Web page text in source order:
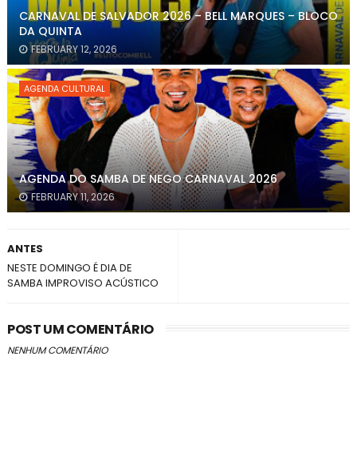
CARNAVAL DE SALVADOR 2026 – BELL MARQUES – BLOCO
DA QUINTA
FEBRUARY 12, 2026
AGENDA CULTURAL
AGENDA DO SAMBA DE NEGO CARNAVAL 2026
FEBRUARY 11, 2026
ANTES
NESTE DOMINGO É DIA DE
SAMBA IMPROVISO ACÚSTICO
POST UM COMENTÁRIO
NENHUM COMENTÁRIO